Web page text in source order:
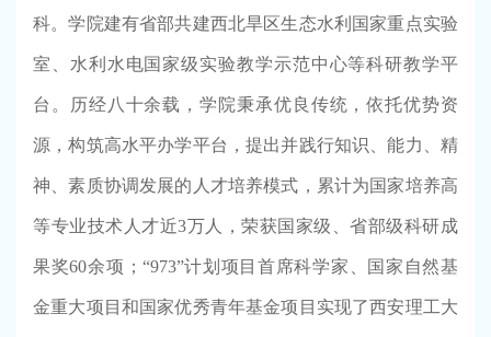
科。学院建有省部共建西北旱区生态水利国家重点实验
室、水利水电国家级实验教学示范中心等科研教学平
台。历经八十余载，学院秉承优良传统，依托优势资
源，构筑高水平办学平台，提出并践行知识、能力、精
神、素质协调发展的人才培养模式，累计为国家培养高
等专业技术人才近3万人，荣获国家级、省部级科研成
果奖60余项；“973”计划项目首席科学家、国家自然基
金重大项目和国家优秀青年基金项目实现了西安理工大